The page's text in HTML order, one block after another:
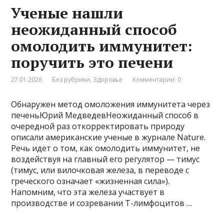
Ученые нашли
неожиданный способ
омолодить иммунитет:
поручить это печени
27.01.2026 Без рубрики, Здоровье Комментарии: 0
Обнаружен метод омоложения иммунитета через
печеньЮрий МедведевНеожиданный способ в
очередной раз откорректировать природу
описали американские ученые в журнале Nature.
Речь идет о том, как омолодить иммунитет, не
воздействуя на главный его регулятор — тимус
(тимус, или вилочковая железа, в переводе с
греческого означает «жизненная сила»).
Напомним, что эта железа участвует в
производстве и созревании Т-лимфоцитов …